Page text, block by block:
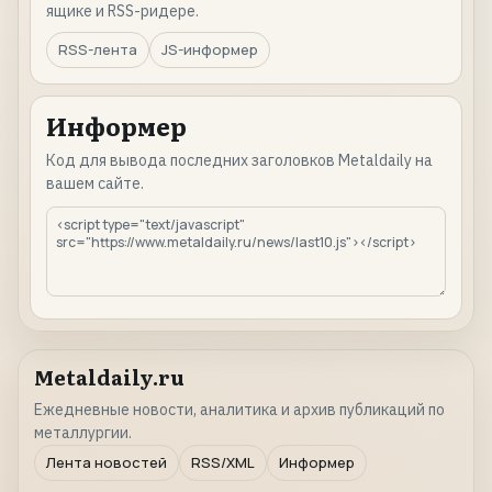
ящике и RSS-ридере.
RSS-лента
JS-информер
Информер
Код для вывода последних заголовков Metaldaily на
вашем сайте.
Metaldaily.ru
Ежедневные новости, аналитика и архив публикаций по
металлургии.
Лента новостей
RSS/XML Информер